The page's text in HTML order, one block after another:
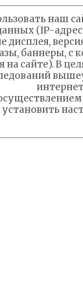
наш
(IP-
дисплея,
баннеры, с
на сайте). В